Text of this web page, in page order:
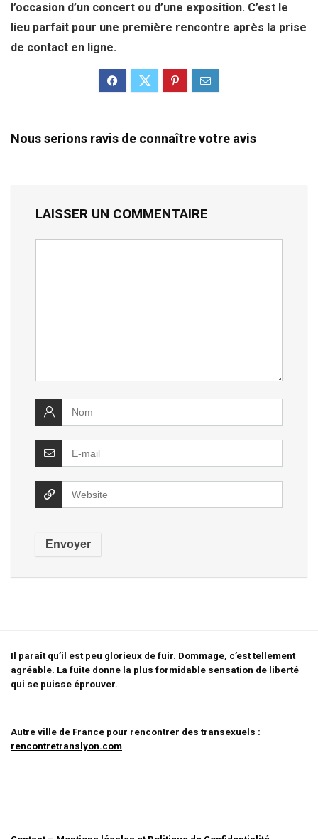
l’occasion d’un concert ou d’une exposition. C’est le
lieu parfait pour une première rencontre après la prise
de contact en ligne.
Nous serions ravis de connaître votre avis
LAISSER UN COMMENTAIRE
Il paraît qu’il est peu glorieux de fuir. Dommage, c’est tellement
agréable. La fuite donne la plus formidable sensation de liberté
qui se puisse éprouver.
Autre ville de France pour rencontrer des transexuels :
rencontretranslyon.com